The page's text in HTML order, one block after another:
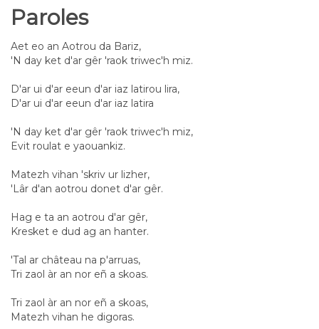
Paroles
Aet eo an Aotrou da Bariz,
'N day ket d'ar gêr 'raok triwec'h miz.
D'ar ui d'ar eeun d'ar iaz latirou lira,
D'ar ui d'ar eeun d'ar iaz latira
'N day ket d'ar gêr 'raok triwec'h miz,
Evit roulat e yaouankiz.
Matezh vihan 'skriv ur lizher,
'Lâr d'an aotrou donet d'ar gêr.
Hag e ta an aotrou d'ar gêr,
Kresket e dud ag an hanter.
'Tal ar château na p'arruas,
Tri zaol àr an nor eñ a skoas.
Tri zaol àr an nor eñ a skoas,
Matezh vihan he digoras.